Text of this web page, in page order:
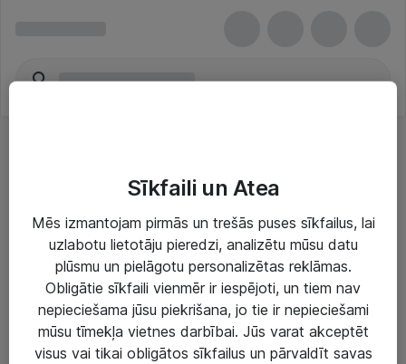
Risinājumi & Pakalpojumi
IT serviss un atbalsts
IT infrastruktūra
Darba vietu IT risinājumi
Sīkfaili un Atea
Mēs izmantojam pirmās un trešās puses sīkfailus, lai
uzlabotu lietotāju pieredzi, analizētu mūsu datu
plūsmu un pielāgotu personalizētas reklāmas.
Obligātie sīkfaili vienmēr ir iespējoti, un tiem nav
nepieciešama jūsu piekrišana, jo tie ir nepieciešami
mūsu tīmekļa vietnes darbībai. Jūs varat akceptēt
visus vai tikai obligātos sīkfailus un pārvaldīt savas